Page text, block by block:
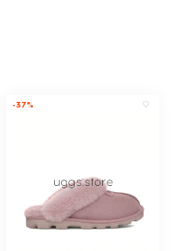
-37%